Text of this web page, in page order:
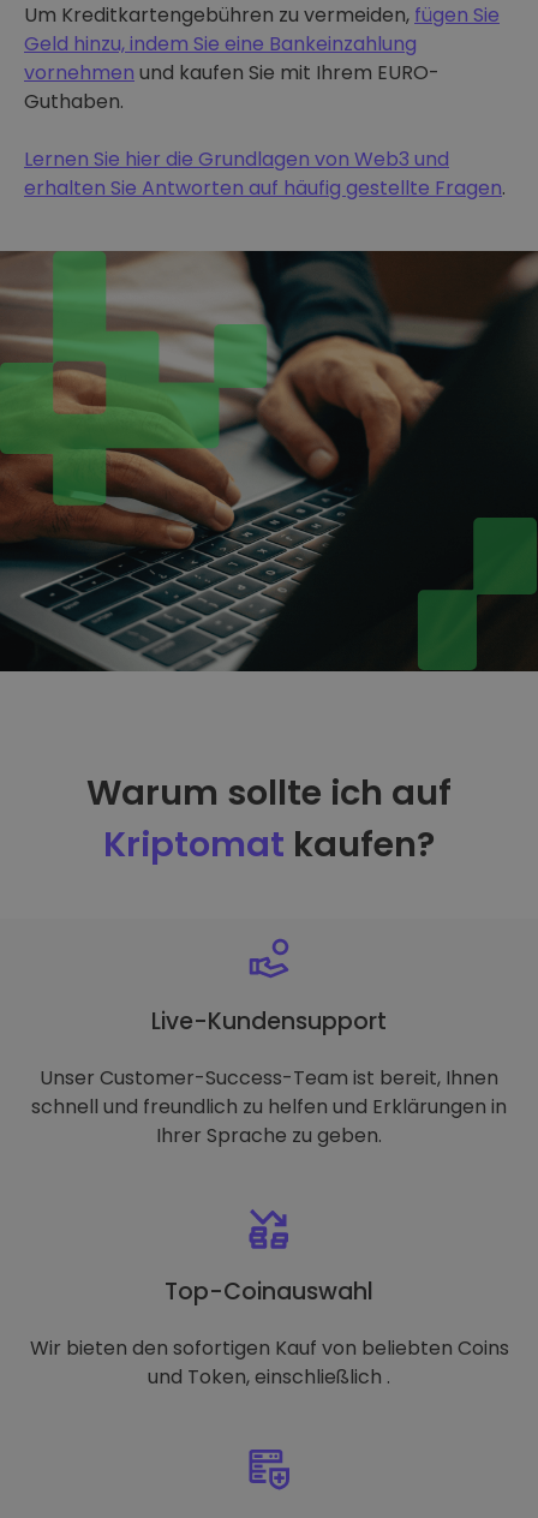
Um Kreditkartengebühren zu vermeiden, fügen Sie
Geld hinzu, indem Sie eine Bankeinzahlung
vornehmen und kaufen Sie mit Ihrem EURO-
Guthaben.
Lernen Sie hier die Grundlagen von Web3 und
erhalten Sie Antworten auf häufig gestellte Fragen.
Warum sollte ich auf
Kriptomat kaufen?
Live-Kundensupport
Unser Customer-Success-Team ist bereit, Ihnen
schnell und freundlich zu helfen und Erklärungen in
Ihrer Sprache zu geben.
Top-Coinauswahl
Wir bieten den sofortigen Kauf von beliebten Coins
und Token, einschließlich .